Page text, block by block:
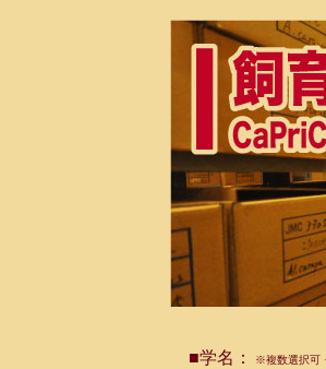
■学名： ※複数選択可